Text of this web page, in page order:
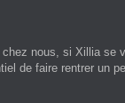
nous, si Xillia se
de faire rentrer un